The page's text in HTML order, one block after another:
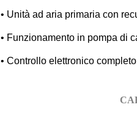
• Unità ad aria primaria con
• Funzionamento in pompa di
• Controllo elettronico